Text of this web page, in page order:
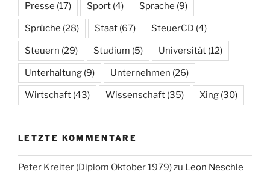
Presse (17) Sport (4) Sprache (9)
Sprüche (28) Staat (67) SteuerCD (4)
Steuern (29) Studium (5) Universität (12)
Unterhaltung (9) Unternehmen (26)
Wirtschaft (43) Wissenschaft (35) Xing (30)
LETZTE KOMMENTARE
Peter Kreiter (Diplom Oktober 1979)zu Leon Neschle